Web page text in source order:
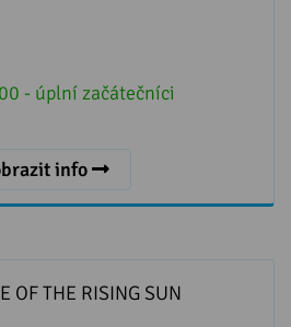
- úplní začátečníci
info
OF THE RISING SUN